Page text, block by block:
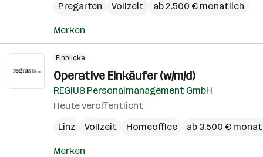
Pregarten
Vollzeit ab 2.500 € monatlich
Merken
Einblicke
Operative Einkäufer (w/m/d)
REGIUS Personalmanagement GmbH
Heute veröffentlicht
Linz
Vollzeit Homeoffice ab 3.500 €
Merken